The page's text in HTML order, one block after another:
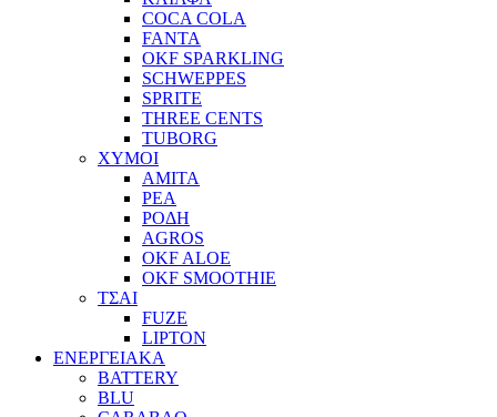
COCA COLA
FANTA
OKF SPARKLING
SCHWEPPES
SPRITE
THREE CENTS
TUBORG
ΧΥΜΟΙ
ΑΜΙΤΑ
ΡΕΑ
ΡΟΔΗ
AGROS
OKF ALOE
OKF SMOOTHIE
ΤΣΑΙ
FUZE
LIPTON
ΕΝΕΡΓΕΙΑΚΑ
BATTERY
BLU